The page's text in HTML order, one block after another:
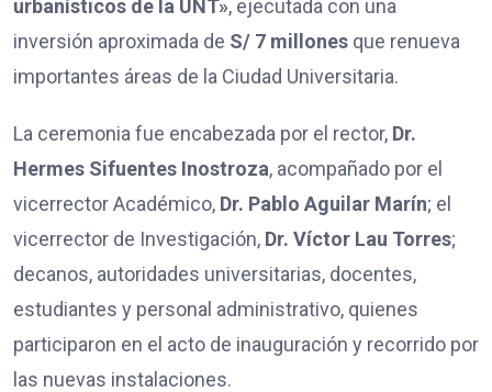
urbanísticos de la UNT», ejecutada con una
inversión aproximada de S/ 7 millones que renueva
importantes áreas de la Ciudad Universitaria.
La ceremonia fue encabezada por el rector, Dr.
Hermes Sifuentes Inostroza, acompañado por el
vicerrector Académico, Dr. Pablo Aguilar Marín; el
vicerrector de Investigación, Dr. Víctor Lau Torres;
decanos, autoridades universitarias, docentes,
estudiantes y personal administrativo, quienes
participaron en el acto de inauguración y recorrido por
las nuevas instalaciones.